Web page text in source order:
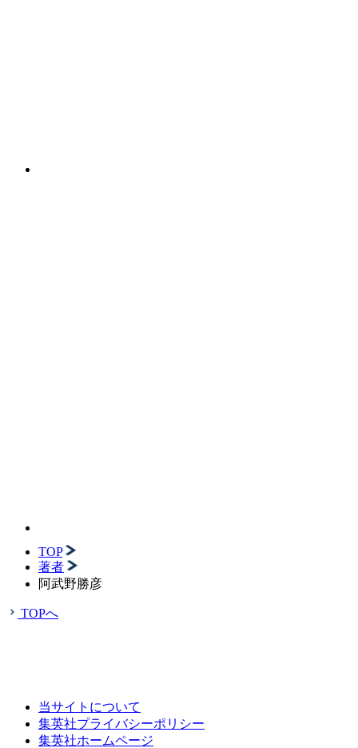
TOP
著者
阿武野勝彦
TOPへ
当サイトについて
集英社プライバシーポリシー
集英社ホームページ